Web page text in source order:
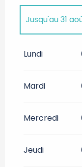
Jusqu'au31
Lundi
Mardi
Mercredi
Jeudi